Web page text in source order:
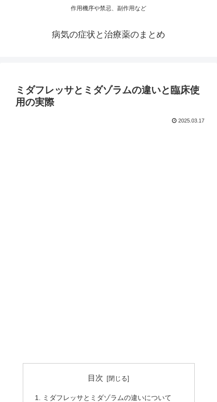
作用機序や禁忌、副作用など
病気の症状と治療薬のまとめ
ミダフレッサとミダゾラムの違いと臨床使
用の実際
2025.03.17
目次
ミダフレッサとミダゾラムの違いについて